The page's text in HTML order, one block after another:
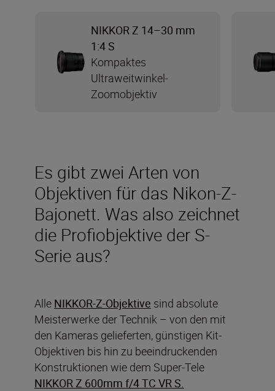
Es gibt zwei Arten von
Objektiven für das Nikon-Z-
Bajonett. Was also zeichnet
die Profiobjektive der S-
Serie aus?
Alle NIKKOR-Z-Objektive sind absolute
Meisterwerke der Technik – von den mit
den Kameras gelieferten, günstigen Kit-
Objektiven bis hin zu beeindruckenden
Konstruktionen wie dem Super-Tele
NIKKOR Z 600mm f/4 TC VR S.
NIKKOR Z 14–30 mm
1:4 S
Kompaktes
Ultraweitwinkel-
Zoomobjektiv